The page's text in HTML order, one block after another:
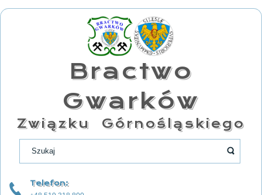
Bractwo
Gwarków
Związku Górnośląskiego
Telefon: